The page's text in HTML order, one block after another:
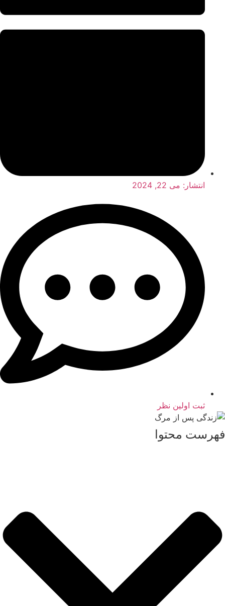
انتشار: می 22, 2024
ثبت اولین نظر
فهرست محتوا